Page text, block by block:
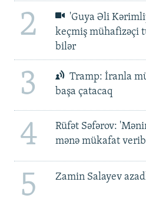
2
'Guya Əli
keçmiş mühafizəçi
bilər
3
Tramp: İranla
başa çatacaq
4
Rüfət Səfərov:
mənə mükafat
5 Zamin Salayev